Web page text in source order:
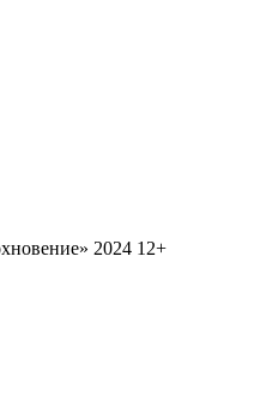
2024 12+